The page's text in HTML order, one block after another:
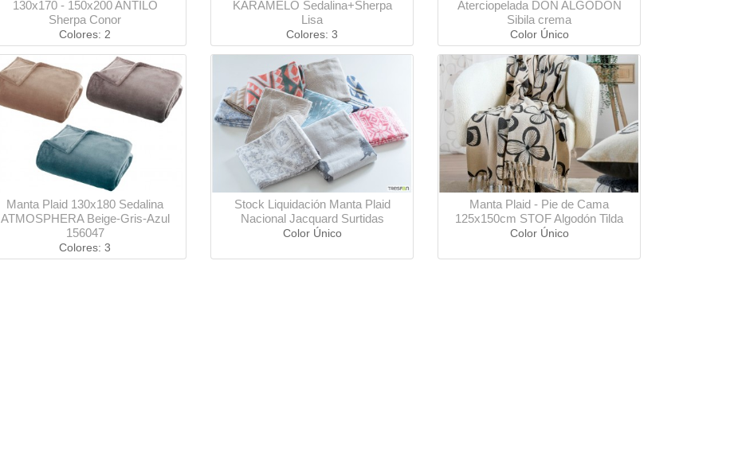
130x170 - 150x200 ANTILO
Sherpa Conor
Colores: 2
KARAMELO Sedalina+Sherpa
Lisa
Colores: 3
Aterciopelada DON ALGODON
Sibila crema
Color Único
Manta Plaid 130x180 Sedalina
ATMOSPHERA Beige-Gris-Azul
156047
Colores: 3
Stock Liquidación Manta Plaid
Nacional Jacquard Surtidas
Color Único
Manta Plaid - Pie de Cama
125x150cm STOF Algodón Tilda
Color Único